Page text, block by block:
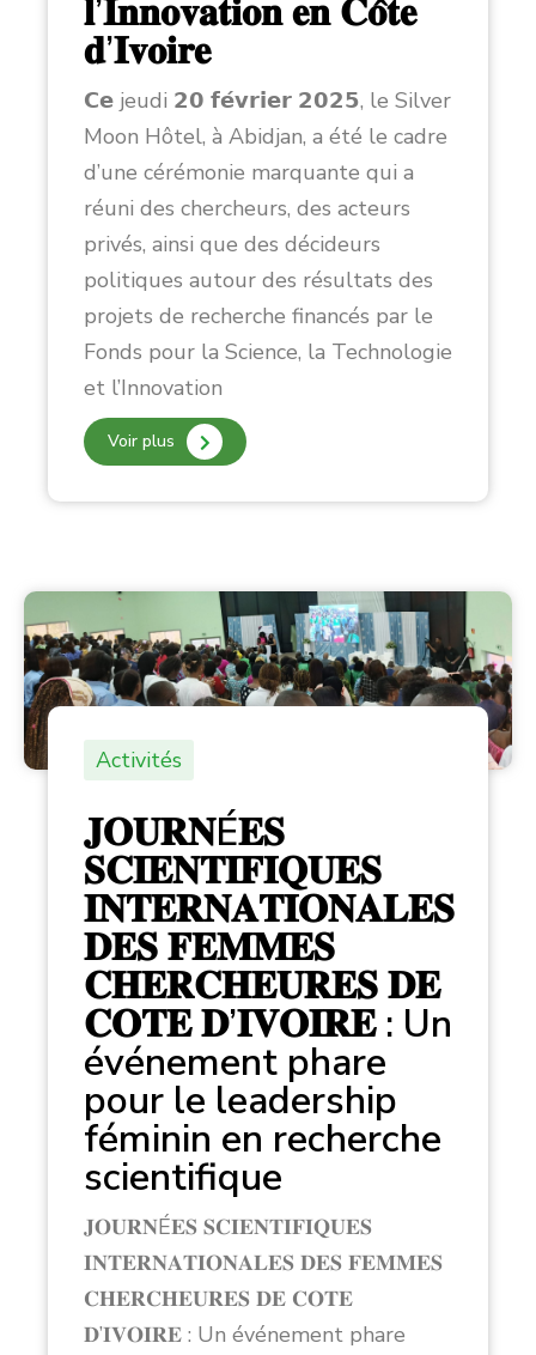
𝐥’𝐈𝐧𝐧𝐨𝐯𝐚𝐭𝐢𝐨𝐧 𝐞𝐧 𝐂𝐨̂𝐭𝐞
𝐝’𝐈𝐯𝐨𝐢𝐫𝐞
𝗖𝗲 jeudi 𝟮𝟬 𝗳𝗲́𝘃𝗿𝗶𝗲𝗿 𝟮𝟬𝟮𝟱, le Silver
Moon Hôtel, à Abidjan, a été le cadre
d’une cérémonie marquante qui a
réuni des chercheurs, des acteurs
privés, ainsi que des décideurs
politiques autour des résultats des
projets de recherche financés par le
Fonds pour la Science, la Technologie
et l’Innovation
Voir plus
Activités
𝐉𝐎𝐔𝐑𝐍É𝐄𝐒
𝐒𝐂𝐈𝐄𝐍𝐓𝐈𝐅𝐈𝐐𝐔𝐄𝐒
𝐈𝐍𝐓𝐄𝐑𝐍𝐀𝐓𝐈𝐎𝐍𝐀𝐋𝐄𝐒
𝐃𝐄𝐒 𝐅𝐄𝐌𝐌𝐄𝐒
𝐂𝐇𝐄𝐑𝐂𝐇𝐄𝐔𝐑𝐄𝐒 𝐃𝐄
𝐂𝐎𝐓𝐄 𝐃’𝐈𝐕𝐎𝐈𝐑𝐄 : Un
événement phare
pour le leadership
féminin en recherche
scientifique
𝐉𝐎𝐔𝐑𝐍É𝐄𝐒 𝐒𝐂𝐈𝐄𝐍𝐓𝐈𝐅𝐈𝐐𝐔𝐄𝐒
𝐈𝐍𝐓𝐄𝐑𝐍𝐀𝐓𝐈𝐎𝐍𝐀𝐋𝐄𝐒 𝐃𝐄𝐒 𝐅𝐄𝐌𝐌𝐄𝐒
𝐂𝐇𝐄𝐑𝐂𝐇𝐄𝐔𝐑𝐄𝐒 𝐃𝐄 𝐂𝐎𝐓𝐄
𝐃’𝐈𝐕𝐎𝐈𝐑𝐄 : Un événement phare